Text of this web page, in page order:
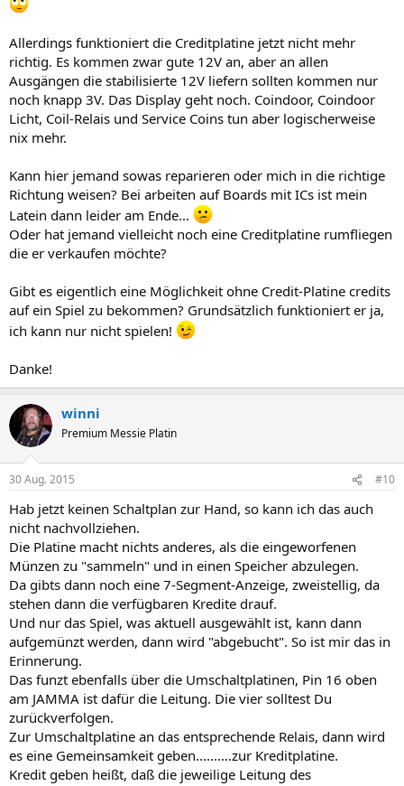
Allerdings funktioniert die Creditplatine jetzt nicht mehr
richtig. Es kommen zwar gute 12V an, aber an allen
Ausgängen die stabilisierte 12V liefern sollten kommen nur
noch knapp 3V. Das Display geht noch. Coindoor, Coindoor
Licht, Coil-Relais und Service Coins tun aber logischerweise
nix mehr.
Kann hier jemand sowas reparieren oder mich in die richtige
Richtung weisen? Bei arbeiten auf Boards mit ICs ist mein
Latein dann leider am Ende...
Oder hat jemand vielleicht noch eine Creditplatine rumfliegen
die er verkaufen möchte?
Gibt es eigentlich eine Möglichkeit ohne Credit-Platine credits
auf ein Spiel zu bekommen? Grundsätzlich funktioniert er ja,
ich kann nur nicht spielen!
Danke!
winni
Premium Messie Platin
30 Aug. 2015 #10
Hab jetzt keinen Schaltplan zur Hand, so kann ich das auch
nicht nachvollziehen.
Die Platine macht nichts anderes, als die eingeworfenen
Münzen zu "sammeln" und in einen Speicher abzulegen.
Da gibts dann noch eine 7-Segment-Anzeige, zweistellig, da
stehen dann die verfügbaren Kredite drauf.
Und nur das Spiel, was aktuell ausgewählt ist, kann dann
aufgemünzt werden, dann wird "abgebucht". So ist mir das in
Erinnerung.
Das funzt ebenfalls über die Umschaltplatinen, Pin 16 oben
am JAMMA ist dafür die Leitung. Die vier solltest Du
zurückverfolgen.
Zur Umschaltplatine an das entsprechende Relais, dann wird
es eine Gemeinsamkeit geben..........zur Kreditplatine.
Kredit geben heißt, daß die jeweilige Leitung des